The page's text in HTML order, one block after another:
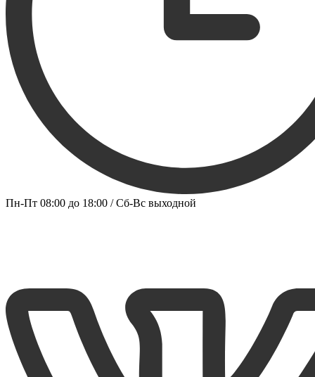
Пн-Пт 08:00 до 18:00 / Сб-Вс выходной